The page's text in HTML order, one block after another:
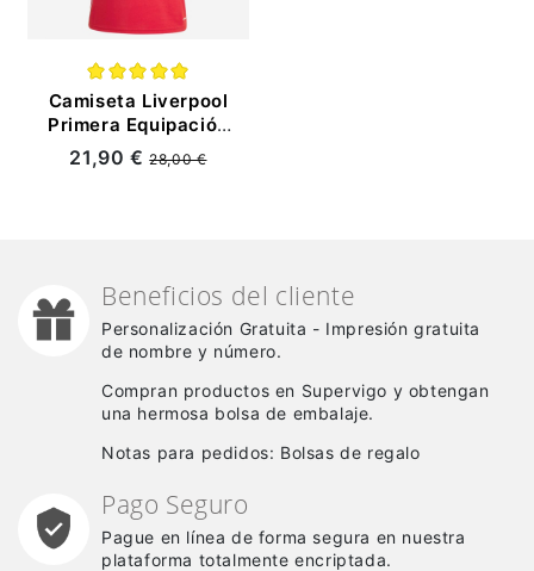
Camiseta Liverpool
Primera Equipación
2025/2026 Rojo
21,90 €28,00 €
Beneficios del cliente
Personalización Gratuita - Impresión gratuita
de nombre y número.
Compran productos en Supervigo y obtengan
una hermosa bolsa de embalaje.
Notas para pedidos: Bolsas de regalo
Pago Seguro
Pague en línea de forma segura en nuestra
plataforma totalmente encriptada.